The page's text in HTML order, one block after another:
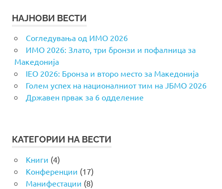
НАЈНОВИ ВЕСТИ
Согледувања од ИМО 2026
ИМО 2026: Злато, три бронзи и пофалница за
Македонија
IEO 2026: Бронза и второ место за Македонија
Голем успех на националниот тим на ЈБМО 2026
Државен првак за 6 одделение
КАТЕГОРИИ НА ВЕСТИ
Книги (4)
Конференции (17)
Манифестации (8)